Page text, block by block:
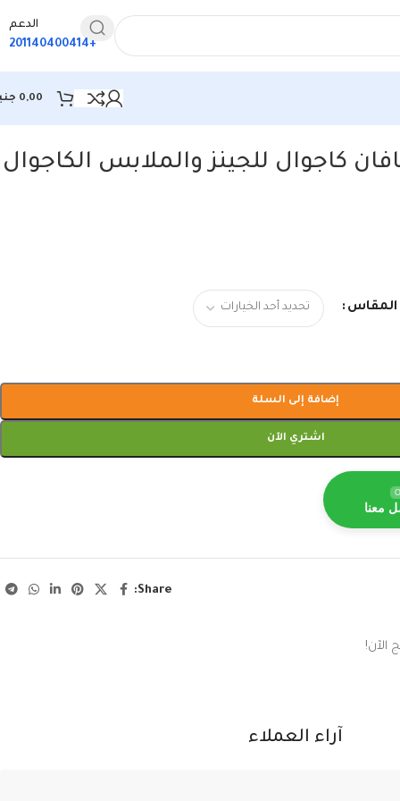
الدعم
+201140400414
0,00
كاجوال للجينز والملابس الكاجوال
المقاس
إضافة إلى السلة
اشتري الآن
معنا
Share:
الآن!
آراء العملاء